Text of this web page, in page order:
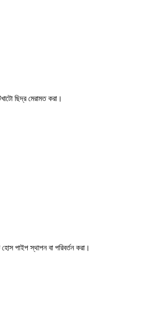
ছিদ্র মেরামত করা।
পাইপ স্থাপন বা পরিবর্তন করা।